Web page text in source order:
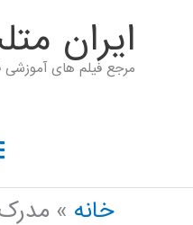
ايران
مرجع فیلم های
خانه